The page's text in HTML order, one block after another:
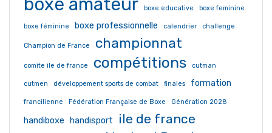
boxe educative boxe feminine
boxe féminine boxe professionnelle calendrier challenge
Champion de France championnat
comite ile de france compétitions cutman
cutmen développement sports de combat finales formation
francilienne Fédération Française de Boxe Génération 2028
handiboxe handisport ile de france